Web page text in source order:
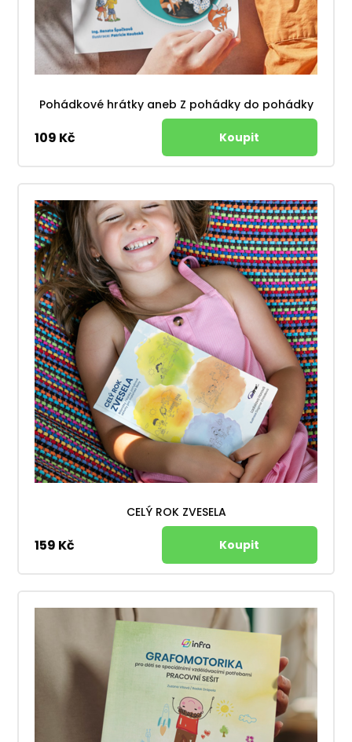
Pohádkové hrátky aneb Z pohádky do pohádky
109 Kč
CELÝ ROK ZVESELA
159 Kč